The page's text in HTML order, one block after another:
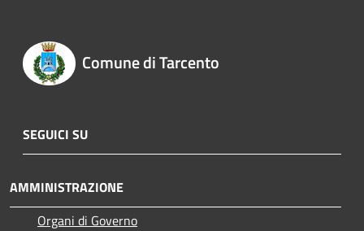
Comune di Tarcento
SEGUICI SU
AMMINISTRAZIONE
Organi di Governo